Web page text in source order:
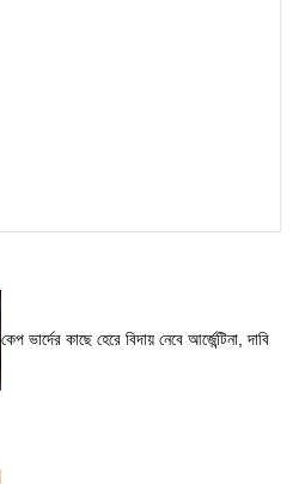
কেপ ভার্দের কাছে হেরে বিদায় নেবে আর্জেন্টিনা, দাবি